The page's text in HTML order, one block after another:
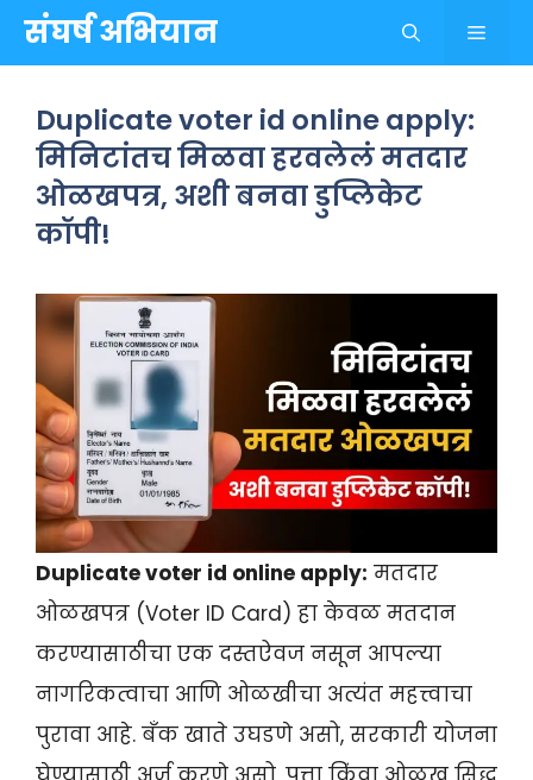
Skip
to
संघर्ष अभियान Menu
Duplicate voter id online apply:
मिनिटांतच मिळवा हरवलेलं मतदार
ओळखपत्र, अशी बनवा डुप्लिकेट
कॉपी!
Duplicate voter id online apply: मतदार
ओळखपत्र (Voter ID Card) हा केवळ मतदान
करण्यासाठीचा एक दस्तऐवज नसून आपल्या
नागरिकत्वाचा आणि ओळखीचा अत्यंत महत्त्वाचा
पुरावा आहे. बँक खाते उघडणे असो, सरकारी योजना